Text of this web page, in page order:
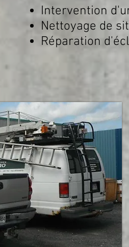
Intervention
Nettoyage de
Réparation